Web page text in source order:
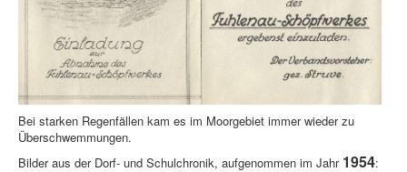
Bei starken Regenfällen kam es im Moorgebiet immer wieder zu
Überschwemmungen.
Bilder aus der Dorf- und Schulchronik, aufgenommen im Jahr 1954: